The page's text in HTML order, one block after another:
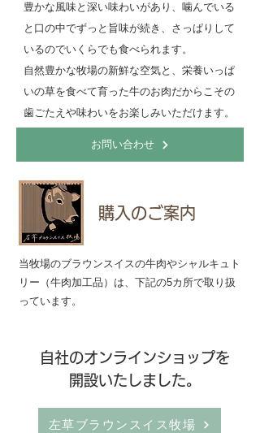
豊かな風味と深い味わいがあり、噛んでいる
と口の中でずっと旨味が続き、さっぱりして
いるのでいくらでも食べられます。
自然豊かな牧場の新鮮な空気と、栄養いっぱ
いの草を食べて育った牛のお肉だからこその
歯ごたえや味わいをお楽しみいただけます。
お問い合わせ
購入のご案内
当牧場のブラウンスイスの牛肉やシャルキュト
リー（牛肉加工品）は、下記の5カ所で取り扱
っています。
​自社のオンラインショップを
開設いたしました。
左草ブラウンスイス牧場